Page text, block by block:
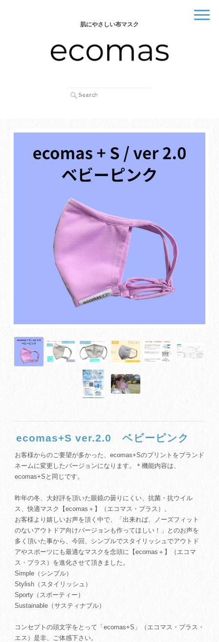
肌にやさしい布マスク
ecomas+S ver.2.0 ベビーピンク
お客様からのご要望が多かった、ecomas+Sのプリントをブランド
ネームに変更したバージョンになります。＊機能内容は、
ecomas+Sと同じです。
昨年の冬、大好評を頂いた眼鏡の曇りにくい、抗菌・抗ウイル
ス、快適マスク【ecomas＋】（エコマス・プラス）。
お客様より嬉しいお声を頂く中で、「出来れば、ノーズフィット
のないアウトドア向けバージョンも作ってほしい！」とのお声を
多く頂いた事から、今回、シンプルでスタイリッシュでアウトド
アやスポーツにも最適なマスクを念頭に【ecomas＋】（エコマ
ス・プラス）を進化させて頂きました。
Simple（シンプル）
Stylish（スタイリッシュ）
Sporty（スポーティー）
Sustainable（サスティナブル）
コンセプトの頭文字をとって「ecomas+S」（エコマス・プラス・
エス）是非、ご体感下さい。